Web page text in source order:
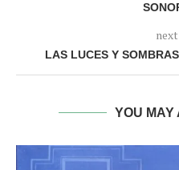
LAS LUCES Y
YOU MAY